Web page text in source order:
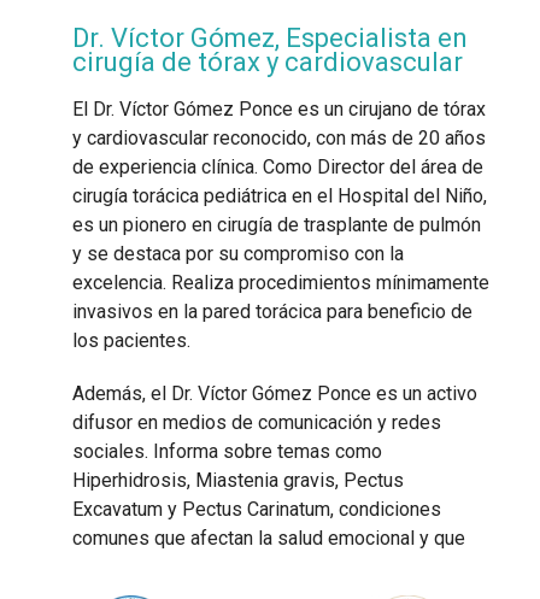
Dr. Víctor Gómez, Especialista en
cirugía de tórax y cardiovascular
El Dr. Víctor Gómez Ponce es un cirujano de tórax
y cardiovascular reconocido, con más de 20 años
de experiencia clínica. Como Director del área de
cirugía torácica pediátrica en el Hospital del Niño,
es un pionero en cirugía de trasplante de pulmón
y se destaca por su compromiso con la
excelencia. Realiza procedimientos mínimamente
invasivos en la pared torácica para beneficio de
los pacientes.
Además, el Dr. Víctor Gómez Ponce es un activo
difusor en medios de comunicación y redes
sociales. Informa sobre temas como
Hiperhidrosis, Miastenia gravis, Pectus
Excavatum y Pectus Carinatum, condiciones
comunes que afectan la salud emocional y que